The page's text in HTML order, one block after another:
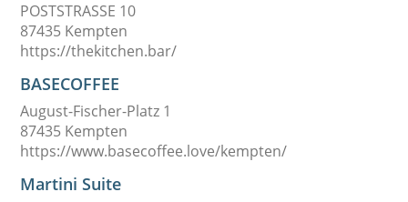
POSTSTRASSE 10
87435 Kempten
https://thekitchen.bar/
BASECOFFEE
August-Fischer-Platz 1
87435 Kempten
https://www.basecoffee.love/kempten/
Martini Suite